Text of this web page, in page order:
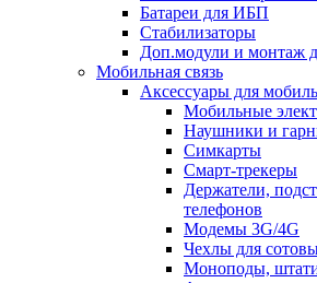
Батареи для ИБП
Стабилизаторы
Доп.модули и монтаж
Мобильная связь
Аксессуары для
Мобильные
Наушники и
Симкарты
Смарт-трекеры
Держатели,
телефонов
Модемы 3G/4G
Чехлы для
Моноподы,